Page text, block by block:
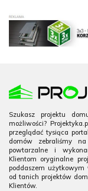
Szukasz projektu
możliwości?
przeglądać tysiąca
domów zebraliśmy
powtarzalne i
Klientom oryginalne
poddaszem
od tanich projektów
Klientów.